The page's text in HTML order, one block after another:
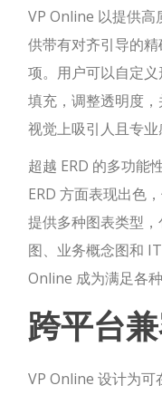
VP Online 以提供高
供带有对齐引导的
项。用户可以自定
填充，调整透明度
视觉上吸引人且专业
超越 ERD 的多功能
ERD 方面表现出色
提供多种图表类型
图、业务概念图和
Online 成为满足各
跨平台
VP Online 设计为可